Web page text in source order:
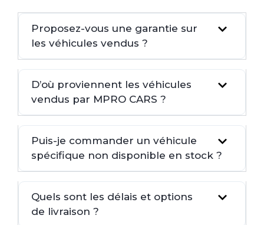
Proposez-vous une garantie sur
les véhicules vendus ?
D’où proviennent les véhicules
vendus par MPRO CARS ?
Puis-je commander un véhicule
spécifique non disponible en stock ?
Quels sont les délais et options
de livraison ?